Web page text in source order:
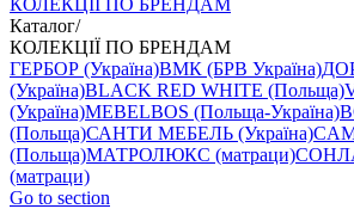
КОЛЕКЦІЇ ПО БРЕНДАМ
Каталог/
КОЛЕКЦІЇ ПО БРЕНДАМ
ГЕРБОР (Україна)ВМК (БРВ Україна)
(Україна)BLACK RED WHITE (Польща)
(Україна)MEBELBOS (Польща-Україна)
(Польща)САНТИ МЕБЕЛЬ (Україна)
(Польща)МАТРОЛЮКС (матраци)
(матраци)
Go to section